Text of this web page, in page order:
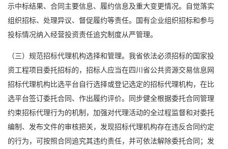
示中标结果、合同主要信息、履约信息及重大变更情况。自觉落实
组织招标、处理异议、督促履约等责任。国有企业组织招标和参与
投标情况纳入经营投资责任追究制度从严管理。
（三）规范招标代理机构选择和管理。我省依法必须招标的国家投
资工程项目委托招标的，招标人应当在四川省公共资源交易信息网
招标代理机构比选平台自行选择或登记选定的招标代理机构，在比
选平台签订委托合同、作出履约评价。同步健全根据委托合同管理
约束招标代理行为的机制，加强对代理活动的全过程监督和对委托
编制、发布文件的审核把关，发现招标代理机构存在违反合同约定
的行为，可按照合同追究其违约责任，并可依法解除委托合同；发